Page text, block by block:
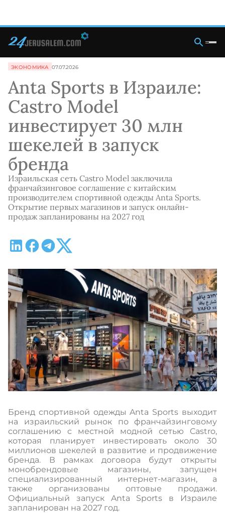
ЭКОНОМИКА 07.07.2026
Anta Sports в Израиле:
Castro Model
инвестирует 30 млн
шекелей в запуск
бренда
Израильская сеть Castro Model заключила
франчайзинговое соглашение с китайским
производителем спортивной одежды Anta Sports.
Открытие первых магазинов и запуск онлайн-
продаж запланированы на 2027 год
Бренд спортивной одежды Anta Sports выходит
на израильский рынок по франчайзинговому
соглашению с местной модной сетью Castro,
которая планирует инвестировать около 30
миллионов шекелей в развитие и продвижение
бренда. В рамках договора будут открыты
монобрендовые магазины, запущен
специализированный интернет-магазин, а
также организованы оптовые продажи.
Официальный запуск Anta Sports в Израиле
запланирован на 2027 год.